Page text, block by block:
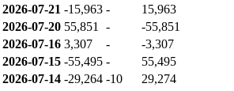
2026-07-21 -15,963 -
15,963
2026-07-20 55,851 -
-55,851
2026-07-16 3,307 -
-3,307
2026-07-15 -55,495 -
55,495
2026-07-14 -29,264 -10
29,274